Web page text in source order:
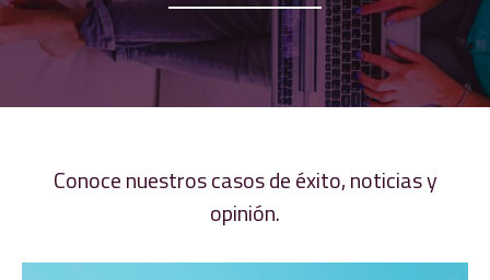
Conoce nuestros casos de éxito, noticias y
opinión.